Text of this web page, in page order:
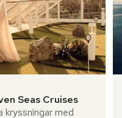
Seas Cruises
kryssningar med